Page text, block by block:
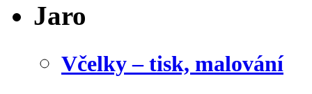
Jaro
Včelky – tisk, malování